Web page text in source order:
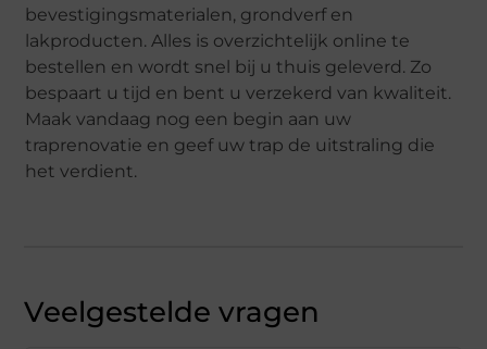
bevestigingsmaterialen, grondverf en
lakproducten. Alles is overzichtelijk online te
bestellen en wordt snel bij u thuis geleverd. Zo
bespaart u tijd en bent u verzekerd van kwaliteit.
Maak vandaag nog een begin aan uw
traprenovatie en geef uw trap de uitstraling die
het verdient.
Veelgestelde vragen